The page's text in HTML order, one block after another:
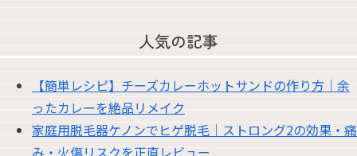
人気の記事
【簡単レシピ】チーズカレーホットサンドの作り方｜余
ったカレーを絶品リメイク
家庭用脱毛器ケノンでヒゲ脱毛｜ストロング2の効果・痛
み・火傷リスクを正直レビュー